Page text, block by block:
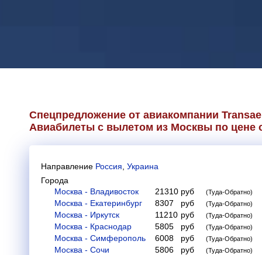
Спецпредложение от авиакомпании
Авиабилеты с вылетом из Москвы по цене
Направление Россия Украина
Города
Москва - Владивосток
21310 руб (Туда-Обратно)
Москва - Екатеринбург 8307 руб (Туда-Обратно)
Москва - Иркутск 11210 руб (Туда-Обратно)
Москва - Краснодар 5805 руб (Туда-Обратно)
Москва - Симферополь 6008 руб (Туда-Обратно)
Москва - Сочи 5806 руб (Туда-Обратно)